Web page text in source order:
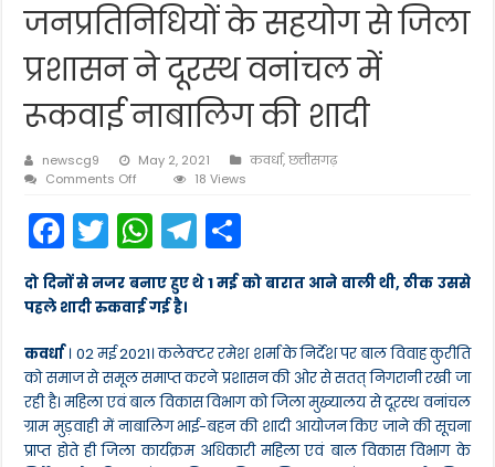
जनप्रतिनिधियों के सहयोग से जिला
प्रशासन ने दूरस्थ वनांचल में
रूकवाई नाबालिग की शादी
newscg9 May 2, 2021 कवर्धा,छत्तीसगढ़
Comments Off
की
जागरूकता
एवं
जनप्रतिनिधियों
के
सहयोग
जिला
ने
दूरस्थ
वनांचल
रूकवाई
18 Views
F
a
c
e
b
o
o
T
w
itt
er
W
h
a
ts
A
p
p
T
el
e
gr
a
m
h
ar
e
दो दिनों से नजर बनाए हुए थे 1 मई को बारात आने वाली थी, ठीक उससे
पहले शादी रुकवाई गई है।
कवर्धा। 02 मई 2021। कलेक्टर रमेश शर्मा के निर्देश पर बाल विवाह कुरीति
को समाज से समूल समाप्त करने प्रशासन की ओर से सतत् निगरानी रखी जा
रही है। महिला एवं बाल विकास विभाग को जिला मुख्यालय से दूरस्थ वनांचल
ग्राम मुड़वाही में नाबालिग भाई-बहन की शादी आयोजन किए जाने की सूचना
प्राप्त होते ही जिला कार्यक्रम अधिकारी महिला एवं बाल विकास विभाग के